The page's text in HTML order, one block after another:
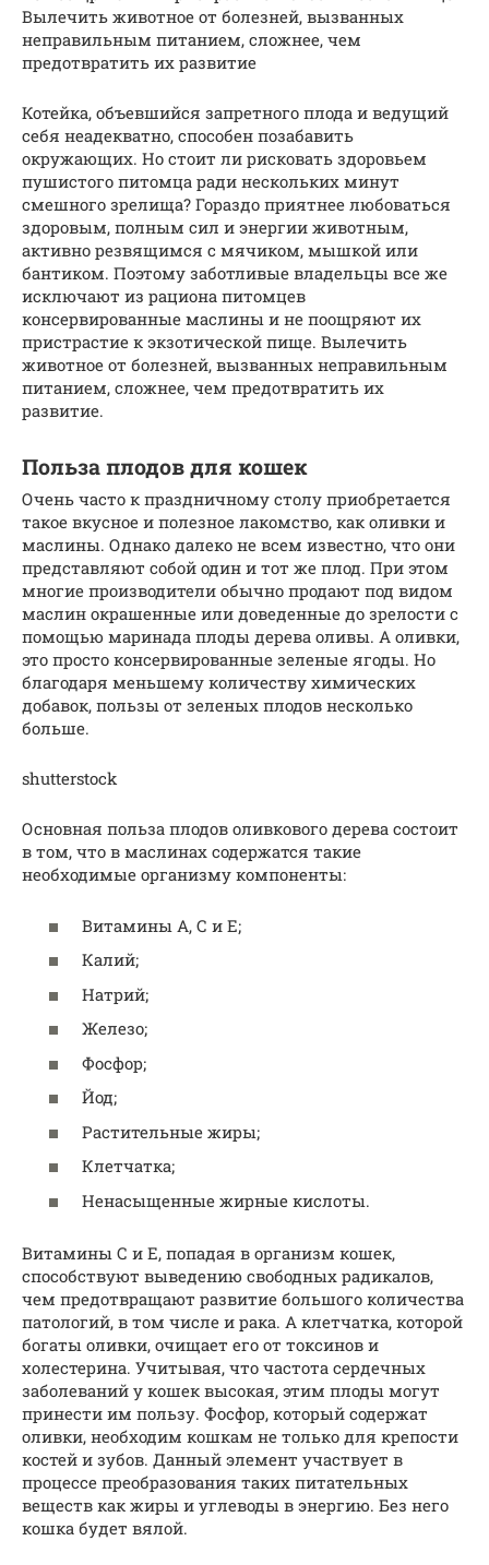
Вылечить животное от болезней, вызванных
неправильным питанием, сложнее, чем
предотвратить их развитие
Котейка, объевшийся запретного плода и ведущий
себя неадекватно, способен позабавить
окружающих. Но стоит ли рисковать здоровьем
пушистого питомца ради нескольких минут
смешного зрелища? Гораздо приятнее любоваться
здоровым, полным сил и энергии животным,
активно резвящимся с мячиком, мышкой или
бантиком. Поэтому заботливые владельцы все же
исключают из рациона питомцев
консервированные маслины и не поощряют их
пристрастие к экзотической пище. Вылечить
животное от болезней, вызванных неправильным
питанием, сложнее, чем предотвратить их
развитие.
Польза плодов для кошек
Очень часто к праздничному столу приобретается
такое вкусное и полезное лакомство, как оливки и
маслины. Однако далеко не всем известно, что они
представляют собой один и тот же плод. При этом
многие производители обычно продают под видом
маслин окрашенные или доведенные до зрелости с
помощью маринада плоды дерева оливы. А оливки,
это просто консервированные зеленые ягоды. Но
благодаря меньшему количеству химических
добавок, пользы от зеленых плодов несколько
больше.
shutterstock
Основная польза плодов оливкового дерева состоит
в том, что в маслинах содержатся такие
необходимые организму компоненты:
Витамины А, С и Е;
Калий;
Натрий;
Железо;
Фосфор;
Йод;
Растительные жиры;
Клетчатка;
Ненасыщенные жирные кислоты.
Витамины С и Е, попадая в организм кошек,
способствуют выведению свободных радикалов,
чем предотвращают развитие большого количества
патологий, в том числе и рака. А клетчатка, которой
богаты оливки, очищает его от токсинов и
холестерина. Учитывая, что частота сердечных
заболеваний у кошек высокая, этим плоды могут
принести им пользу. Фосфор, который содержат
оливки, необходим кошкам не только для крепости
костей и зубов. Данный элемент участвует в
процессе преобразования таких питательных
веществ как жиры и углеводы в энергию. Без него
кошка будет вялой.